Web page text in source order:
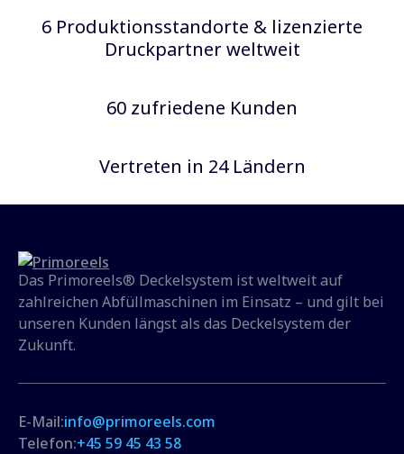
6 Produktionsstandorte & lizenzierte
Druckpartner weltweit
60 zufriedene Kunden
Vertreten in 24 Ländern
Das Primoreels® Deckelsystem ist weltweit auf
zahlreichen Abfüllmaschinen im Einsatz – und gilt bei
unseren Kunden längst als das Deckelsystem der
Zukunft.
E-Mail:info@primoreels.com
Telefon:+45 59 45 43 58